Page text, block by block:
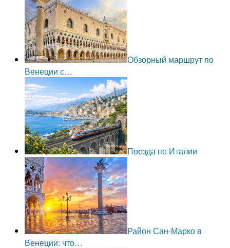
Обзорный маршрут по
Венеции с…
Поезда по Италии
Район Сан-Марко в
Венеции: что…